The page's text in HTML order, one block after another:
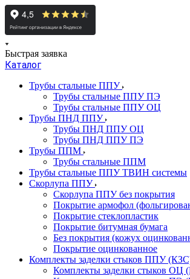
Быстрая заявка
Каталог
Трубы стальные ППУ
Трубы стальные ППУ ПЭ
Трубы стальные ППУ ОЦ
Трубы ПНД ППУ
Трубы ПНД ППУ ОЦ
Трубы ПНД ППУ ПЭ
Трубы ППМ
Трубы стальные ППМ
Трубы стальные ППУ ТВИН системы
Скорлупа ППУ
Скорлупа ППУ без покрытия
Покрытие армофол
Покрытие стеклопластик
Покрытие битумная бумага
Без покрытия (кожух
Покрытие оцинкованное
Комплекты заделки стыков ППУ
Комплекты заделки стыков ОЦ